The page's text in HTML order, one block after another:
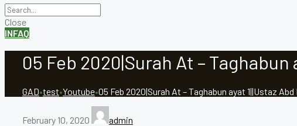
Close
INFAQ
05 Feb 2020|Surah At –
GAD•test•Youtube•05 Feb 2020|Surah At – Taghabun ayat 1||Ustaz Abd
February 10, 2020 admin